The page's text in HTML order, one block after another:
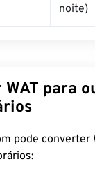
noite)
para
pode converter